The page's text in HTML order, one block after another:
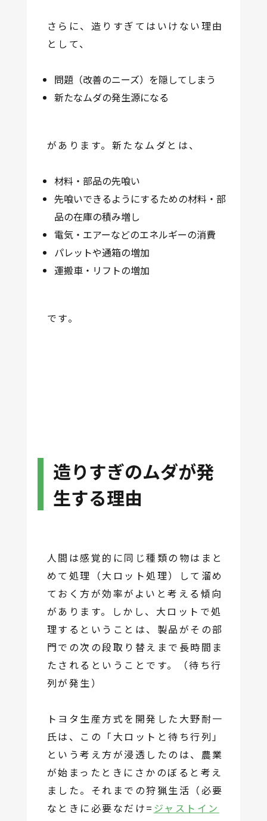
さらに、造りすぎてはいけない理由
として、
問題（改善のニーズ）を隠してしまう
新たなムダの発生源になる
があります。新たなムダとは、
材料・部品の先喰い
先喰いできるようにするための材料・部
品の在庫の積み増し
電気・エアーなどのエネルギーの消費
パレットや通箱の増加
運搬車・リフトの増加
です。
造りすぎのムダが発
生する理由
人間は感覚的に同じ種類の物はまと
めて処理（大ロット処理）して溜め
ておく方が効率がよいと考える傾向
があります。しかし、大ロットで処
理するということは、製品がその部
門での次の段取り替えまで長時間ま
たされるということです。（待ち行
列が発生）
トヨタ生産方式を開発した大野耐一
氏は、この「大ロットと待ち行列」
という考え方が浸透したのは、農業
が始まったときにさかのぼると考え
ました。それまでの狩猟生活（必要
なときに必要なだけ= ジャストイン